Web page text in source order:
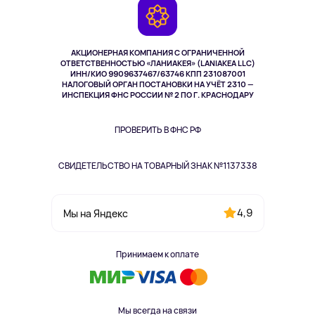
АКЦИОНЕРНАЯ КОМПАНИЯ С ОГРАНИЧЕННОЙ
ОТВЕТСТВЕННОСТЬЮ «ЛАНИАКЕЯ» (LANIAKEA LLC)
ИНН/КИО 9909637467/63746 КПП 231087001
НАЛОГОВЫЙ ОРГАН ПОСТАНОВКИ НА УЧЁТ 2310 —
ИНСПЕКЦИЯ ФНС РОССИИ № 2 ПО Г. КРАСНОДАРУ
ПРОВЕРИТЬ В ФНС РФ
СВИДЕТЕЛЬСТВО НА ТОВАРНЫЙ ЗНАК №1137338
Мы на Яндекс 4,9
Принимаем к оплате
Мы всегда на связи
Здоровье питомцев
Одежда и аксессуары